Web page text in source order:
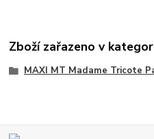
Zboží zařazeno v
MAXI MT Madame Tricote